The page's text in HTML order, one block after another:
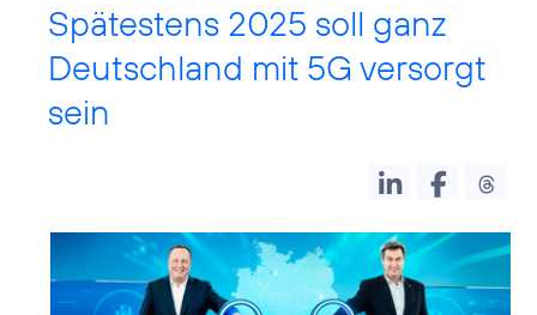
Spätestens 2025 soll ganz
Deutschland mit 5G versorgt
sein